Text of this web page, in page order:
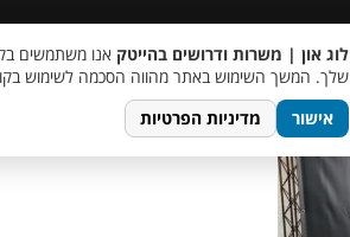
לוג און | משרות ודרושים בהייטק
שלך. המשך השימוש באתר מהווה הסכמה לשימוש
אישור
מדיניות הפרטיות